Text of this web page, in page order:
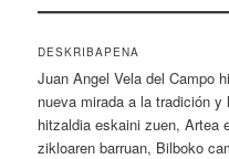
DESKRIBAPENA
Juan Angel Vela del Campo
nueva mirada a la tradición y
hitzaldia eskaini zuen, Artea
zikloaren barruan, Bilboko